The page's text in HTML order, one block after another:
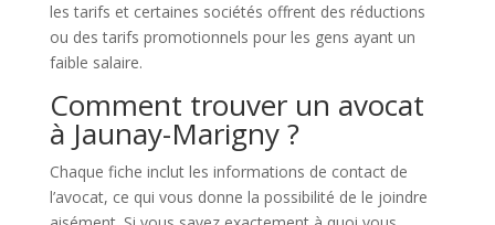
les tarifs et certaines sociétés offrent des réductions
ou des tarifs promotionnels pour les gens ayant un
faible salaire.
Comment trouver un avocat
à Jaunay-Marigny ?
Chaque fiche inclut les informations de contact de
l’avocat, ce qui vous donne la possibilité de le joindre